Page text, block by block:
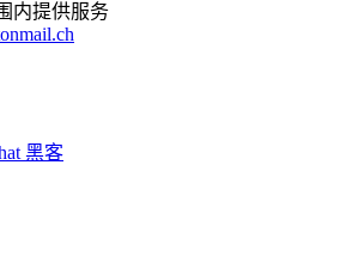
内提供服务
黑客